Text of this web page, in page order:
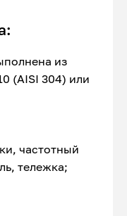
из
(AISI 304) или
частотный
тележка;